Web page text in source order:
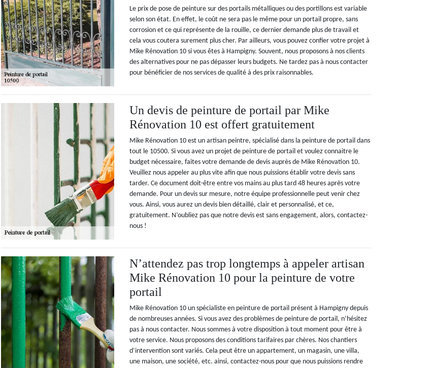
Le prix de pose de peinture sur des portails métalliques ou des portillons est variable
selon son état. En effet, le coût ne sera pas le même pour un portail propre, sans
corrosion et ce qui représente de la rouille, ce dernier demande plus de travail et
cela vous coutera surement plus cher. Par ailleurs, vous pouvez confier votre projet à
Mike Rénovation 10 si vous êtes à Hampigny. Souvent, nous proposons à nos clients
des alternatives pour ne pas dépasser leurs budgets. Ne tardez pas à nous contacter
pour bénéficier de nos services de qualité à des prix raisonnables.
Un devis de peinture de portail par Mike
Rénovation 10 est offert gratuitement
Mike Rénovation 10 est un artisan peintre, spécialisé dans la peinture de portail dans
tout le 10500. Si vous avez un projet de peinture de portail et voulez connaitre le
budget nécessaire, faites votre demande de devis auprès de Mike Rénovation 10.
Veuillez nous appeler au plus vite afin que nous puissions établir votre devis sans
tarder. Ce document doit-être entre vos mains au plus tard 48 heures après votre
demande. Pour un devis sur mesure, notre équipe professionnelle peut venir chez
vous. Ainsi, vous aurez un devis bien détaillé, clair et personnalisé, et ce,
gratuitement. N’oubliez pas que notre devis est sans engagement, alors, contactez-
nous !
N’attendez pas trop longtemps à appeler artisan
Mike Rénovation 10 pour la peinture de votre
portail
Mike Rénovation 10 un spécialiste en peinture de portail présent à Hampigny depuis
de nombreuses années. Si vous avez des problèmes de peinture de portail, n’hésitez
pas à nous contacter. Nous sommes à votre disposition à tout moment pour être à
votre service. Nous proposons des conditions tarifaires par chères. Nos chantiers
d’intervention sont variés. Cela peut être un appartement, un magasin, une villa,
une maison, une société, etc. ainsi, contactez-nous pour que nous puissions rendre